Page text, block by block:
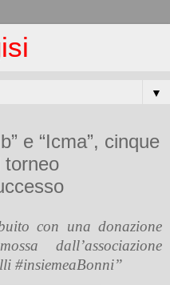
▼
e “Icma”, cinque
torneo
con una donazione
dall’associazione
#insiemeaBonni”